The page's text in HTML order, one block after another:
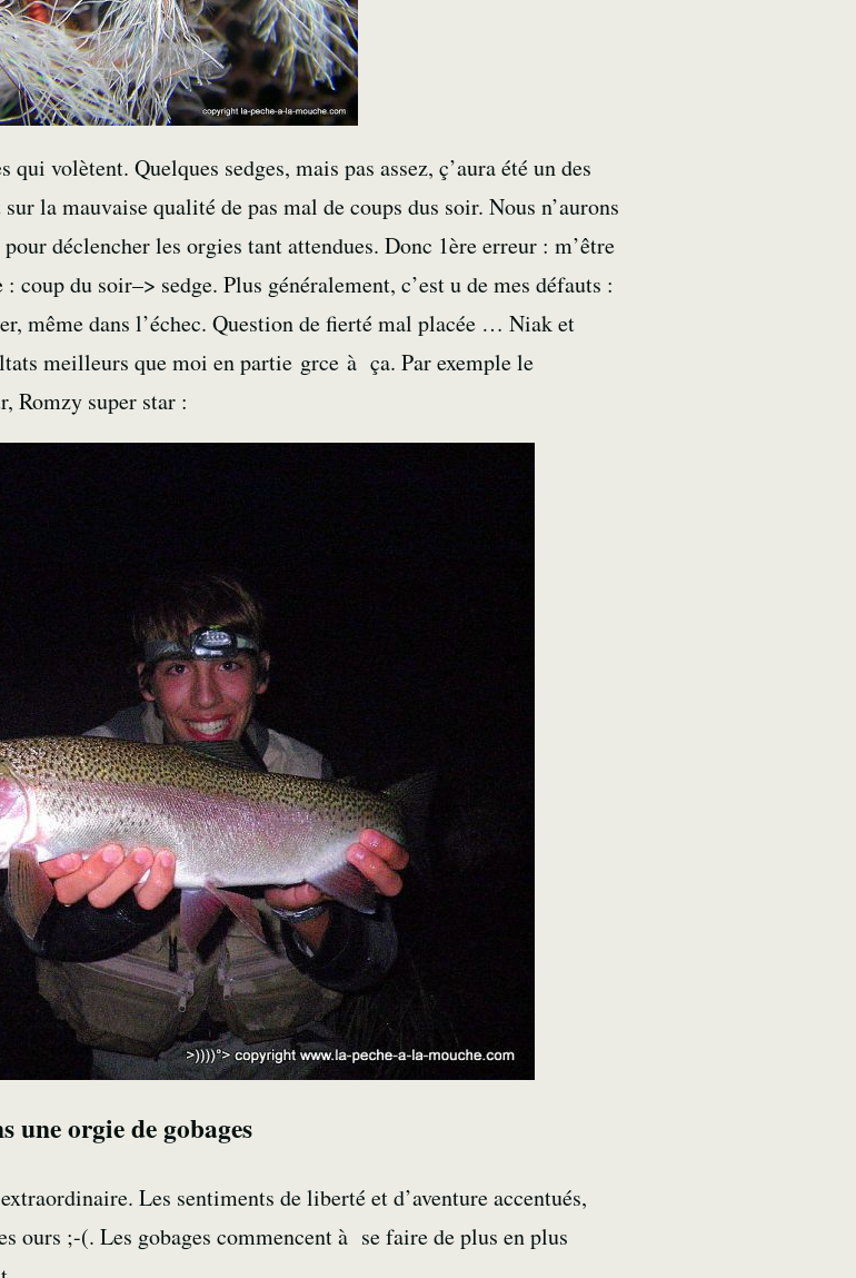
volètent. Quelques sedges, mais pas assez, ç’aura été un des
la mauvaise qualité de pas mal de coups dus soir. Nous n’aurons
déclencher les orgies tant attendues. Donc 1ère erreur : m’être
coup du soir–> sedge. Plus généralement, c’est u de mes défauts :
même dans l’échec. Question de fierté mal placée … Niak et
meilleurs que moi en partie grce à ça. Par exemple le
Romzy super star :
une orgie de gobages
Les sentiments de liberté et d’aventure accentués,
ours ;-(. Les gobages commencent à se faire de plus en plus